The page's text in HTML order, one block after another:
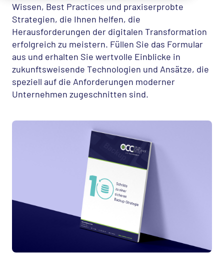
Wissen, Best Practices und praxiserprobte
Strategien, die Ihnen helfen, die
Herausforderungen der digitalen Transformation
erfolgreich zu meistern. Füllen Sie das Formular
aus und erhalten Sie wertvolle Einblicke in
zukunftsweisende Technologien und Ansätze, die
speziell auf die Anforderungen moderner
Unternehmen zugeschnitten sind.